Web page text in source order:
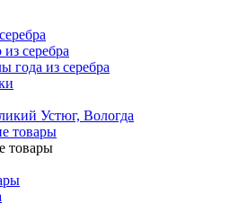
серебра
года из серебра
Устюг, Вологда
товары
товары